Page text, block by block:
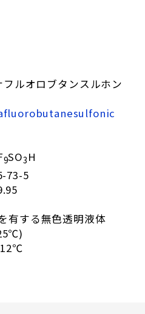
ルオロブタンスルホン
9SO3 H
73-5
有する無色透明液体